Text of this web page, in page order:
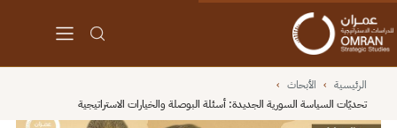
الرئيسية › الأبحاث ›
تحديّات السياسة السورية الجديدة: أسئلة البوصلة والخيارات الاستراتيجية